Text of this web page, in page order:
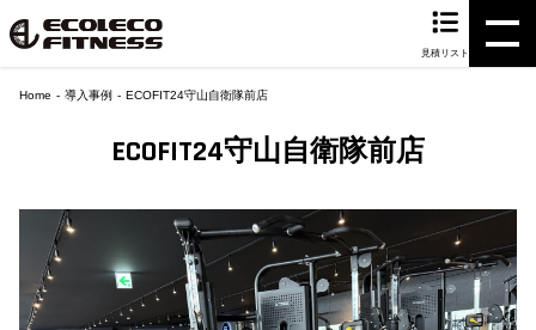
見積リスト
Home 導入事例 ECOFIT24守山自衛隊前店
ECOFIT24守山自衛隊前店